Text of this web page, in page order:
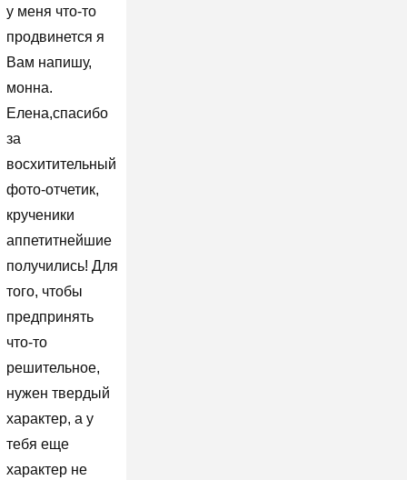
у меня что-то
продвинется я
Вам напишу,
монна.
Елена,спасибо
за
восхитительный
фото-отчетик,
крученики
аппетитнейшие
получились! Для
того, чтобы
предпринять
что-то
решительное,
нужен твердый
характер, а у
тебя еще
характер не